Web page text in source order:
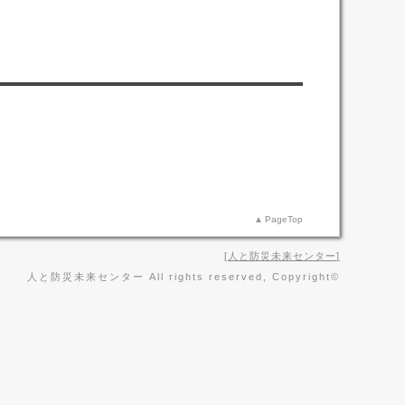
PageTop
人と防災未来センター
人と防災未来センター All rights reserved, Copyright©